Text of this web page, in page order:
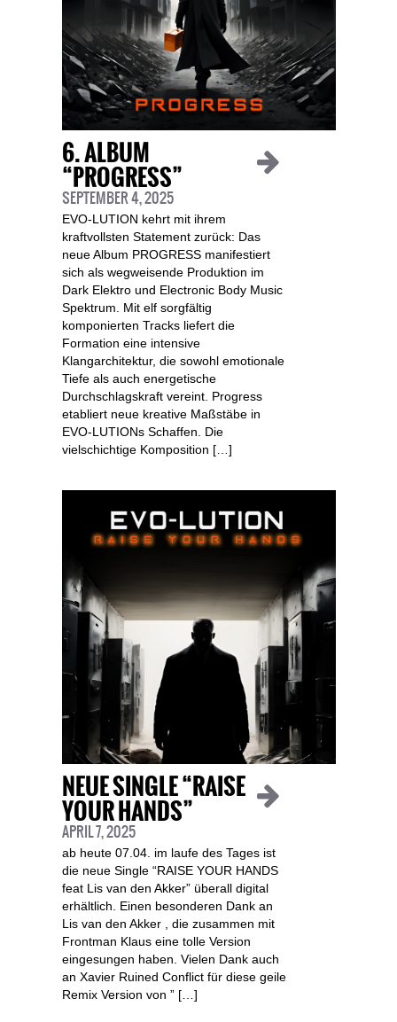
6. ALBUM
“PROGRESS”
SEPTEMBER 4, 2025
EVO-LUTION kehrt mit ihrem
kraftvollsten Statement zurück: Das
neue Album PROGRESS manifestiert
sich als wegweisende Produktion im
Dark Elektro und Electronic Body Music
Spektrum. Mit elf sorgfältig
komponierten Tracks liefert die
Formation eine intensive
Klangarchitektur, die sowohl emotionale
Tiefe als auch energetische
Durchschlagskraft vereint. Progress
etabliert neue kreative Maßstäbe in
EVO-LUTIONs Schaffen. Die
vielschichtige Komposition […]
NEUE SINGLE “RAISE
YOUR HANDS”
APRIL 7, 2025
ab heute 07.04. im laufe des Tages ist
die neue Single “RAISE YOUR HANDS
feat Lis van den Akker” überall digital
erhältlich. Einen besonderen Dank an
Lis van den Akker , die zusammen mit
Frontman Klaus eine tolle Version
eingesungen haben. Vielen Dank auch
an Xavier Ruined Conflict für diese geile
Remix Version von ” […]